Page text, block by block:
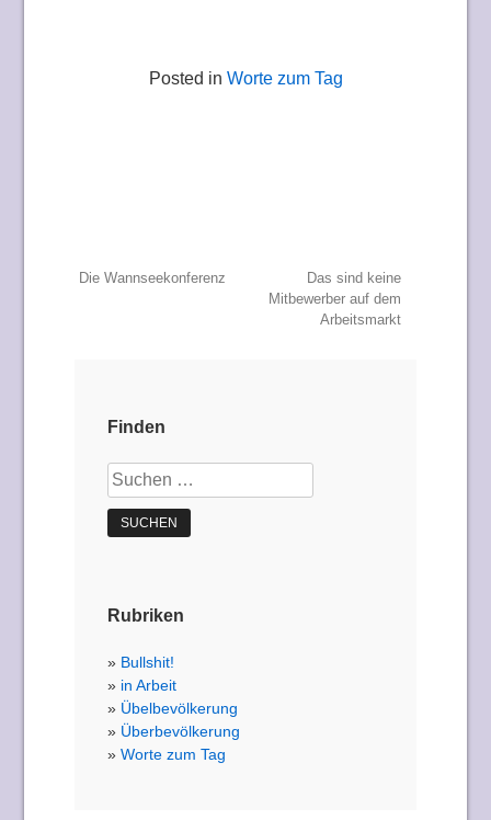
Posted in Worte zum Tag
Beitragsnavigation
Die Wannseekonferenz
Das sind keine
Mitbewerber auf dem
Arbeitsmarkt
Finden
Suchen
nach:
Rubriken
Bullshit!
in Arbeit
Übelbevölkerung
Überbevölkerung
Worte zum Tag